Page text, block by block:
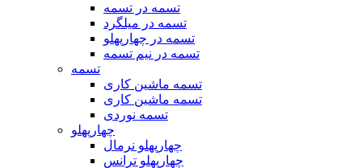
تسمه در تسمه
تسمه در میلگرد
تسمه در چهارپهلو
تسمه در نیم تسمه
تسمه
تسمه ماشین کاری
تسمه ماشین کاری
تسمه نوردی
چهارپهلو
چهارپهلو نرمال
چهارپهلو ترانس